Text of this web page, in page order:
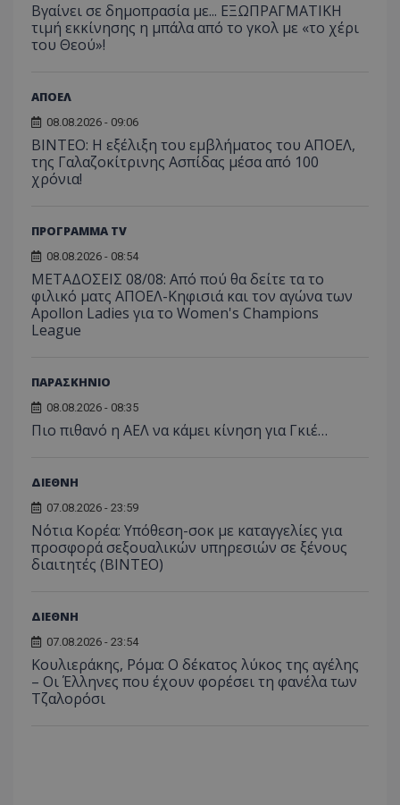
Βγαίνει σε δημοπρασία με... ΕΞΩΠΡΑΓΜΑΤΙΚΗ
τιμή εκκίνησης η μπάλα από το γκολ με «το χέρι
του Θεού»!
ΑΠΟΕΛ
08.08.2026 - 09:06
ΒΙΝΤΕΟ: Η εξέλιξη του εμβλήματος του ΑΠΟΕΛ,
της Γαλαζοκίτρινης Ασπίδας μέσα από 100
χρόνια!
ΠΡΟΓΡΑΜΜΑ TV
08.08.2026 - 08:54
ΜΕΤΑΔΟΣΕΙΣ 08/08: Από πού θα δείτε τα το
φιλικό ματς ΑΠΟΕΛ-Κηφισιά και τον αγώνα των
Apollon Ladies για το Women's Champions
League
ΠΑΡΑΣΚΗΝΙΟ
08.08.2026 - 08:35
Πιο πιθανό η ΑΕΛ να κάμει κίνηση για Γκιέ…
ΔΙΕΘΝΗ
07.08.2026 - 23:59
Νότια Κορέα: Υπόθεση-σοκ με καταγγελίες για
προσφορά σεξουαλικών υπηρεσιών σε ξένους
διαιτητές (BINTEO)
ΔΙΕΘΝΗ
07.08.2026 - 23:54
Κουλιεράκης, Ρόμα: Ο δέκατος λύκος της αγέλης
– Οι Έλληνες που έχουν φορέσει τη φανέλα των
Τζαλορόσι